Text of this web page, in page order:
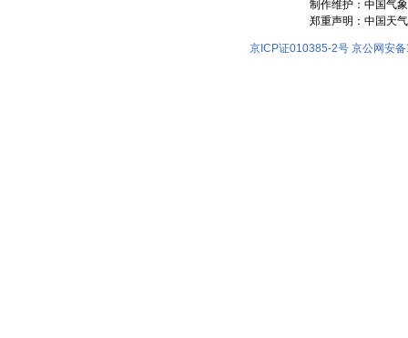
制作维护：中国气
郑重声明：中国天
京ICP证010385-2号 京公网安